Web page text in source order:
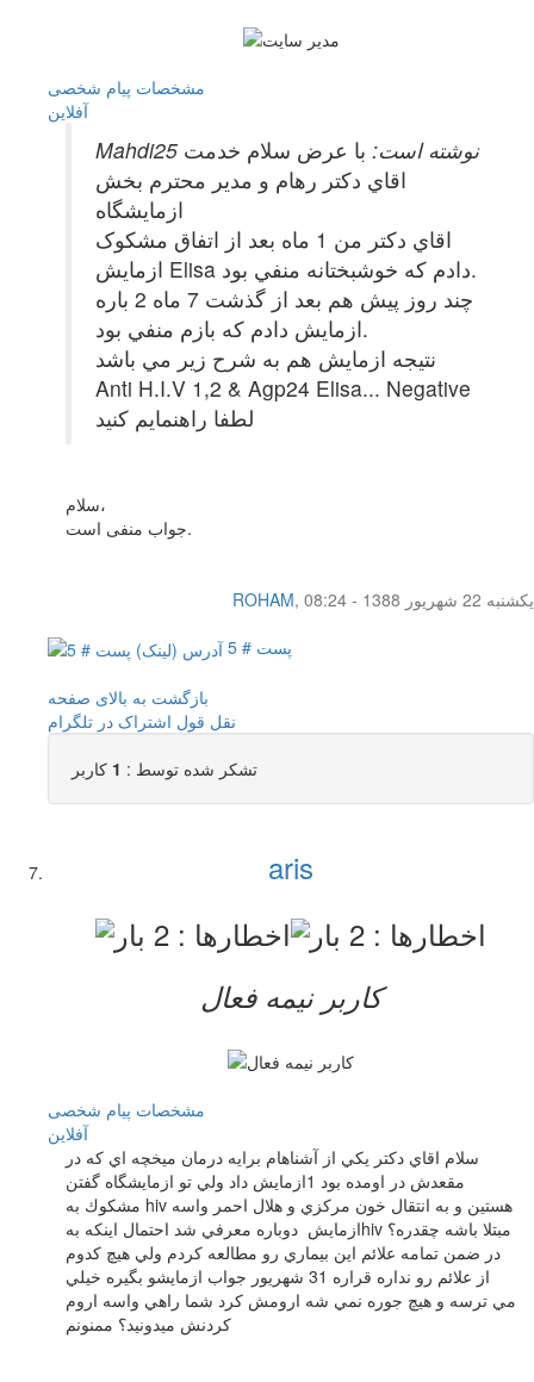
مشخصات پیام شخصی
آفلاين
Mahdi25 نوشته است: با عرض سلام خدمت
اقاي دکتر رهام و مدير محترم بخش
ازمايشگاه
اقاي دکتر من 1 ماه بعد از اتفاق مشکوک
ازمايش Elisa دادم که خوشبختانه منفي بود.
چند روز پيش هم بعد از گذشت 7 ماه 2 باره
ازمايش دادم که بازم منفي بود.
نتيجه ازمايش هم به شرح زير مي باشد
Anti H.I.V 1,2 & Agp24 Elisa... Negative
لطفا راهنمايم كنيد
سلام،
جواب منفی است.
ROHAM,
یکشنبه 22 شهریور 1388 - 08:24
پست # 5
بازگشت به بالای صفحه
نقل قول اشتراک در تلگرام
تشکر شده توسط : 1 کاربر
aris
کاربر نيمه فعال
مشخصات پیام شخصی
آفلاين
سلام اقاي دكتر يكي از آشناهام برايه درمان ميخچه اي كه در
مقعدش در اومده بود 1ازمايش داد ولي تو ازمايشگاه گفتن
مشكوك به hiv هستين و به انتقال خون مركزي و هلال احمر واسه
ازمايش دوباره معرفي شد احتمال اينكه بهhiv مبتلا باشه چقدره؟
در ضمن تمامه علائم اين بيماري رو مطالعه كردم ولي هيچ كدوم
از علائم رو نداره قراره 31 شهريور جواب ازمايشو بگيره خيلي
مي ترسه و هيچ جوره نمي شه ارومش كرد شما راهي واسه اروم
كردنش ميدونيد؟ ممنونم